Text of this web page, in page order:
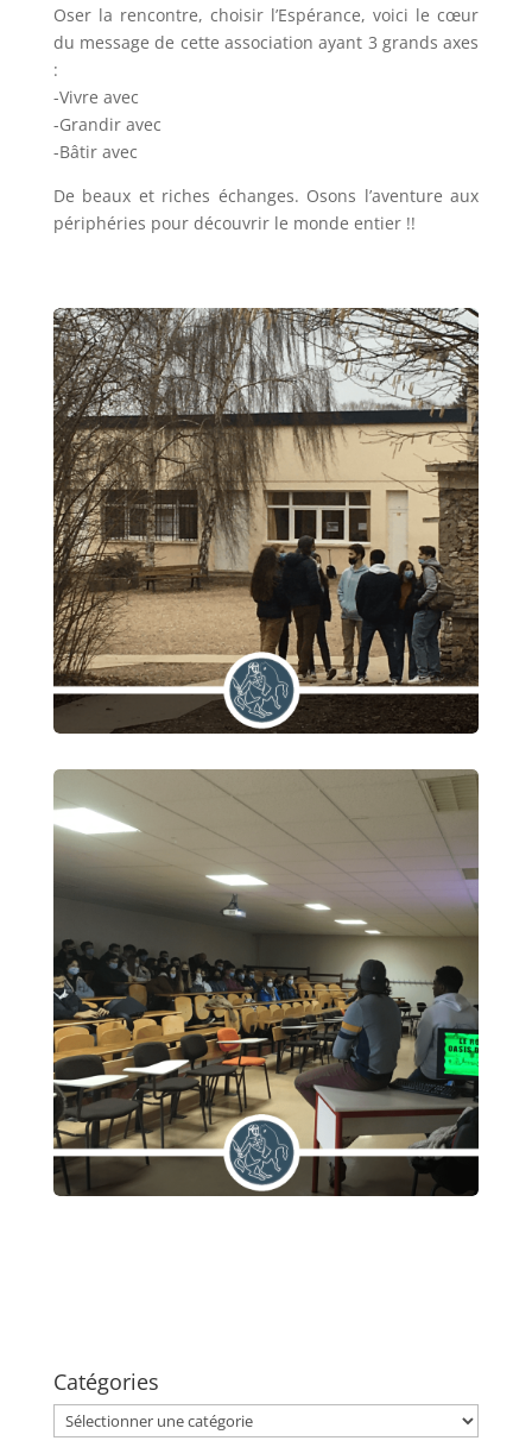
Oser la rencontre, choisir l’Espérance, voici le cœur
du message de cette association ayant 3 grands axes
:
-Vivre avec
-Grandir avec
-Bâtir avec
De beaux et riches échanges. Osons l’aventure aux
périphéries pour découvrir le monde entier !!
Catégories
Catégories